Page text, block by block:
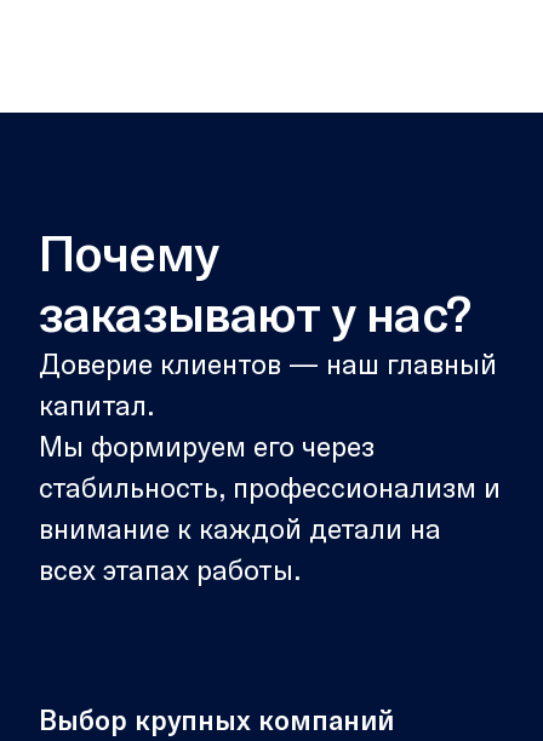
Почему
заказывают у нас?
Доверие клиентов — наш главный
капитал.
Мы формируем его через
стабильность, профессионализм и
внимание к каждой детали на
всех этапах работы.
Выбор крупных компаний